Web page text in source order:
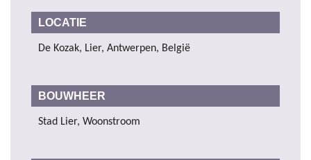
LOCATIE
De Kozak, Lier, Antwerpen, België
BOUWHEER
Stad Lier, Woonstroom